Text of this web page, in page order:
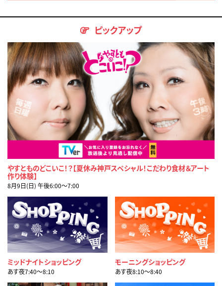
ピックアップ
やすとものどこいこ！？【夏休み神戸スペシャル！こだわり食材＆アート
作り体験】
8月9日(日) 午後6:00〜7:00
ミッドナイトショッピング
あす夜7:40〜8:10
モーニングショッピング
あす夜8:10〜8:40